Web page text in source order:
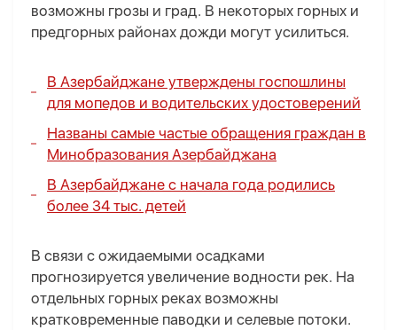
возможны грозы и град. В некоторых горных и
предгорных районах дожди могут усилиться.
В Азербайджане утверждены госпошлины
для мопедов и водительских удостоверений
Названы самые частые обращения граждан в
Минобразования Азербайджана
В Азербайджане с начала года родились
более 34 тыс. детей
В связи с ожидаемыми осадками
прогнозируется увеличение водности рек. На
отдельных горных реках возможны
кратковременные паводки и селевые потоки.